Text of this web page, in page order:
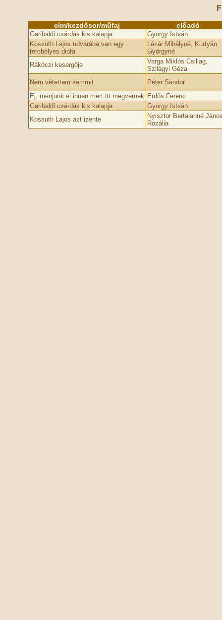
cím/kezdősor/műfaj előadó
Garibaldi csárdás kis kalapja
György István
Kossuth Lajos udvarába van egy
terebélyes diófa
Lázár Mihályné, Kurtyán
Györgyné
Rákóczi kesergője
Varga Miklós Csillag,
Szilágyi Géza
Nem vétettem semmit
Péter Sándor
Ej, menjünk el innen mert itt megvernek Erdős Ferenc
Garibaldi csárdás kis kalapja
György István
Kossuth Lajos azt izente
Nyisztor Bertalanné
Rozália